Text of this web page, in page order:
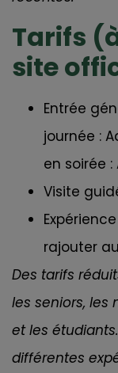
Tarifs
site
Entrée
journée :
en soirée :
Visite
rajouter
Des tarifs
les seniors, les
et les
différentes